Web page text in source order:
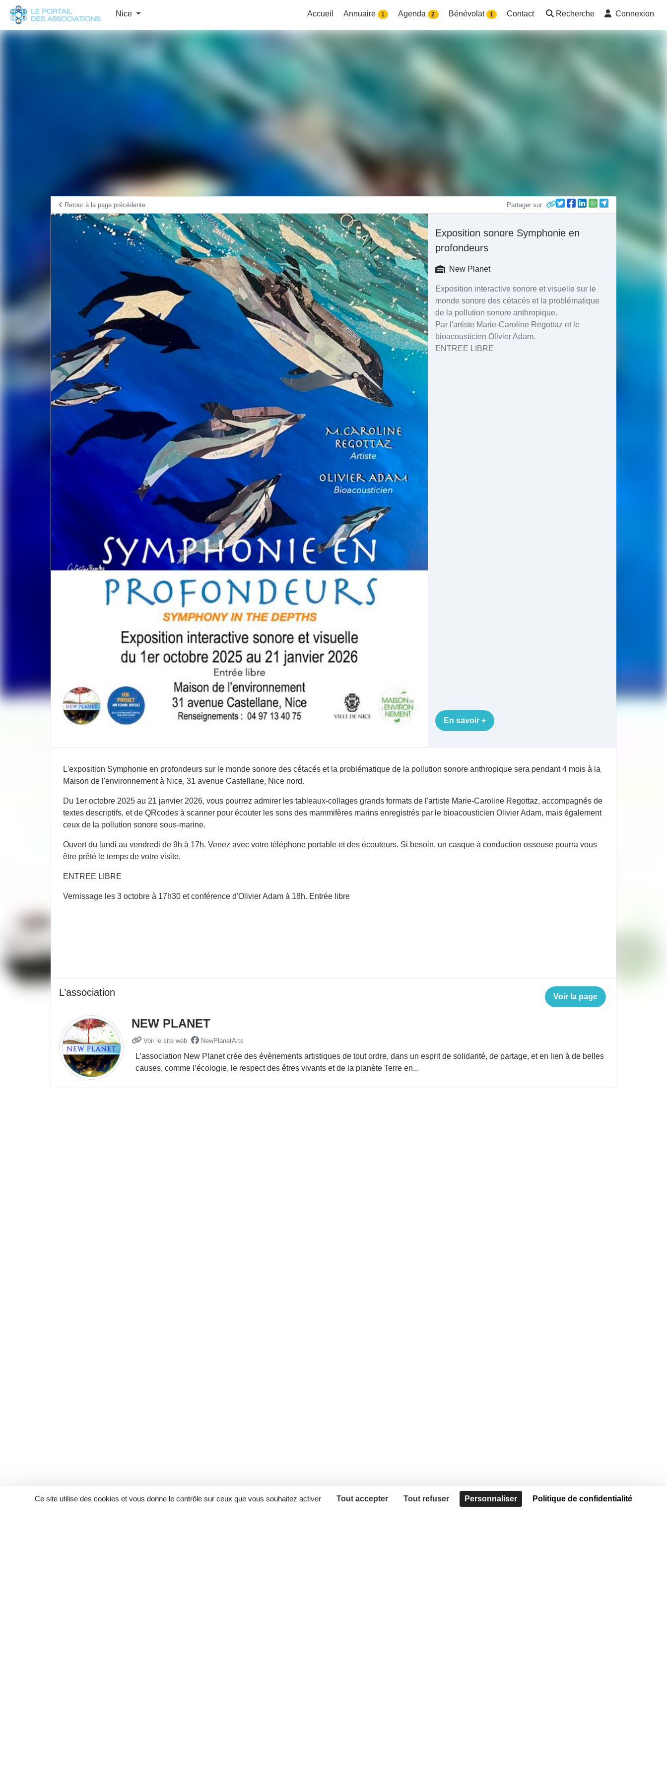
Nice Accueil Annuaire 1 Agenda 2 Bénévolat 1 Contact Recherche Connexion
Retour à la page précédente Partager sur
Exposition sonore Symphonie en
profondeurs
New Planet
Exposition interactive sonore et visuelle sur le
monde sonore des cétacés et la problématique
de la pollution sonore anthropique.
Par l'artiste Marie-Caroline Regottaz et le
bioacousticien Olivier Adam.
ENTREE LIBRE
En savoir +
L'exposition Symphonie en profondeurs sur le monde sonore des cétacés et la problématique de la pollution sonore anthropique sera pendant 4 mois à la
Maison de l'environnement à Nice, 31 avenue Castellane, Nice nord.
Du 1er octobre 2025 au 21 janvier 2026, vous pourrez admirer les tableaux-collages grands formats de l'artiste Marie-Caroline Regottaz, accompagnés de
textes descriptifs, et de QRcodes à scanner pour écouter les sons des mammifères marins enregistrés par le bioacousticien Olivier Adam, mais également
ceux de la pollution sonore sous-marine.
Ouvert du lundi au vendredi de 9h à 17h. Venez avec votre téléphone portable et des écouteurs. Si besoin, un casque à conduction osseuse pourra vous
être prêté le temps de votre visite.
ENTREE LIBRE
Vernissage les 3 octobre à 17h30 et conférence d'Olivier Adam à 18h. Entrée libre
L’association Voir la page
NEW PLANET
Voir le site web NewPlanetArts
L’association New Planet crée des évènements artistiques de tout ordre, dans un esprit de solidarité, de partage, et en lien à de belles
causes, comme l’écologie, le respect des êtres vivants et de la planète Terre en...
Panneau de gestion des cookies
Ce site utilise des cookies et vous donne le contrôle sur ceux que vous souhaitez activer Tout accepter Tout refuser Personnaliser Politique de confidentialité